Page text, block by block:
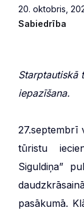
20. oktobris,
Sabiedrība
Starptautiskā
iepazīšana.
27.septembrī
tūristu
Siguldiņa”
pasākumā.